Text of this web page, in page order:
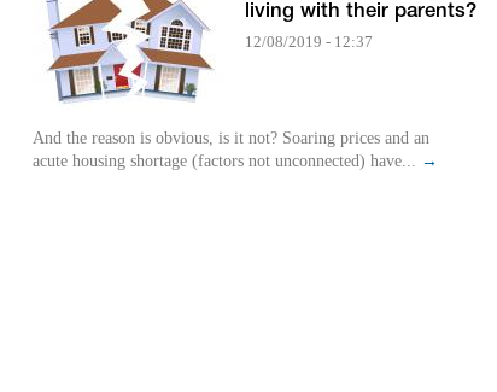
living with their parents?
12/08/2019 - 12:37
And the reason is obvious, is it not? Soaring prices and an
acute housing shortage (factors not unconnected) have... →